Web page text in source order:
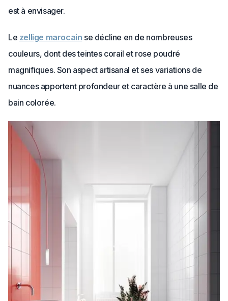
est à envisager.
Le zellige marocain se décline en de nombreuses
couleurs, dont des teintes corail et rose poudré
magnifiques. Son aspect artisanal et ses variations de
nuances apportent profondeur et caractère à une salle de
bain colorée.